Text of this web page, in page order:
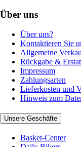
Über uns
Über uns?
Kontaktieren Sie
Allgemeine
Rückgabe &
Impressum
Zahlungsarten
Lieferkosten und
Hinweis zum
Unsere Geschäfte
Basket-Center